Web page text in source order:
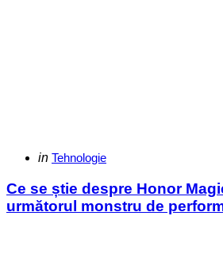
Categories
Posted
in Tehnologie
Ce se știe despre Honor
următorul monstru de